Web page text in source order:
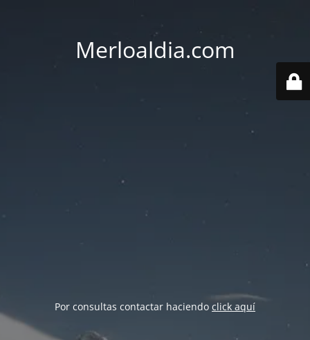
Merloaldia.com
Por consultas contactar haciendo click aquí